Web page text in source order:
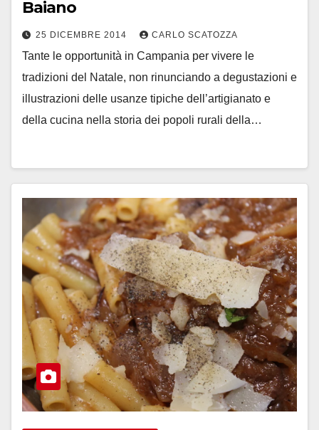
Baiano
25 DICEMBRE 2014 CARLO SCATOZZA
Tante le opportunità in Campania per vivere le
tradizioni del Natale, non rinunciando a degustazioni e
illustrazioni delle usanze tipiche dell’artigianato e
della cucina nella storia dei popoli rurali della…